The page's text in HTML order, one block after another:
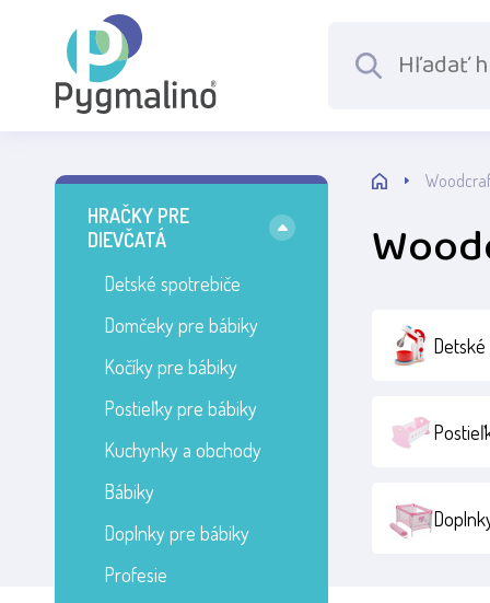
HRAČKY PRE
DIEVČATÁ
Detské spotrebiče
Domčeky pre bábiky
Kočíky pre bábiky
Postieľky pre bábiky
Kuchynky a obchody
Bábiky
Doplnky pre bábiky
Profesie